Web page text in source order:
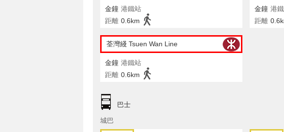
金鐘 港鐵站
距離 0.6km
金鐘 港
距離
荃灣綫 Tsuen Wan Line
金鐘 港鐵站
距離 0.6km
巴士
城巴